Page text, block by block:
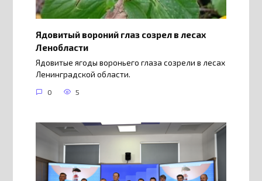
Ядовитый вороний глаз созрел в лесах
Ленобласти
Ядовитые ягоды вороньего глаза созрели в лесах
Ленинградской области.
0 5